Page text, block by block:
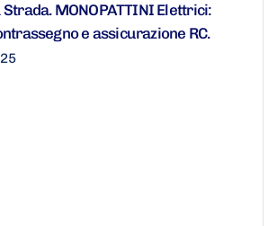
MONOPATTINI Elettrici:
e assicurazione RC.